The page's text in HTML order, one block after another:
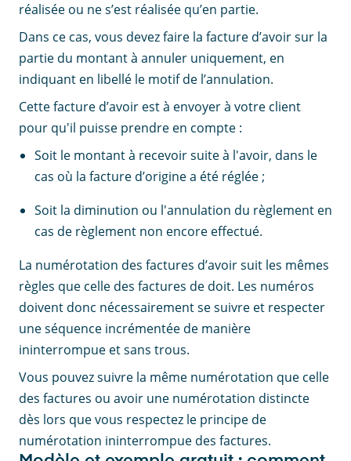
réalisée ou ne s’est réalisée qu’en partie.
Dans ce cas, vous devez faire la facture d’avoir sur la
partie du montant à annuler uniquement, en
indiquant en libellé le motif de l’annulation.
Cette facture d’avoir est à envoyer à votre client
pour qu'il puisse prendre en compte :
Soit le montant à recevoir suite à l'avoir, dans le
cas où la facture d’origine a été réglée ;
Soit la diminution ou l'annulation du règlement en
cas de règlement non encore effectué.
La numérotation des factures d’avoir suit les mêmes
règles que celle des factures de doit. Les numéros
doivent donc nécessairement se suivre et respecter
une séquence incrémentée de manière
ininterrompue et sans trous.
Vous pouvez suivre la même numérotation que celle
des factures ou avoir une numérotation distincte
dès lors que vous respectez le principe de
numérotation ininterrompue des factures.